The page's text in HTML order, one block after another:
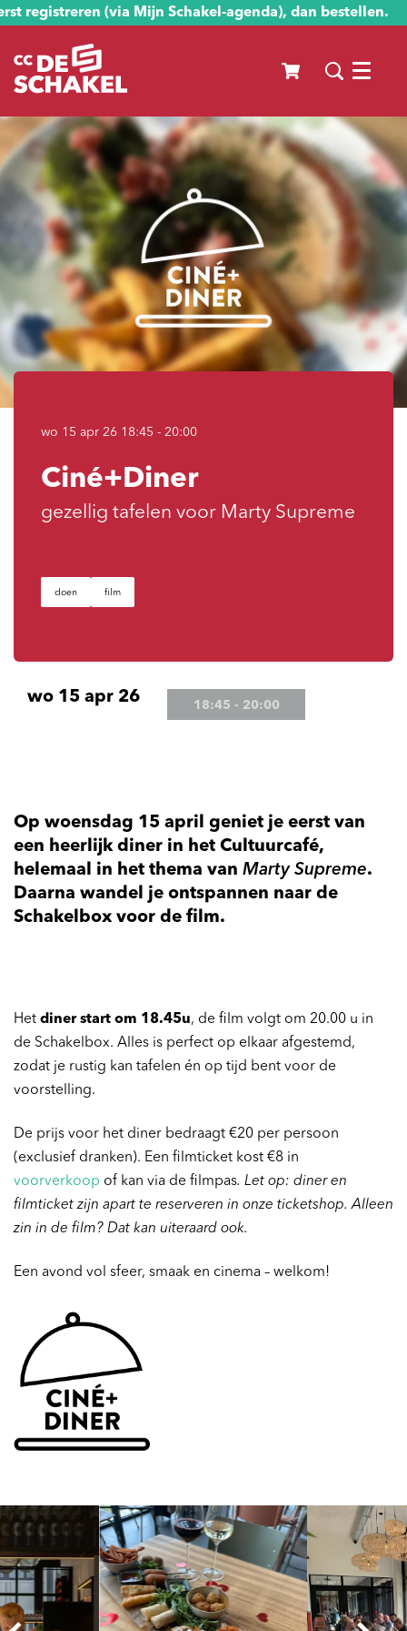
registreren (via Mijn Schakel-agenda), dan bestellen.
Menu
Ciné+Diner
gezellig tafelen voor Marty Supreme
wo 15 apr 26 18:45 - 20:00
doen film
wo 15 apr 26 18:45 - 20:00
Op woensdag 15 april geniet je eerst van
een heerlijk diner in het Cultuurcafé,
helemaal in het thema van Marty Supreme.
Daarna wandel je ontspannen naar de
Schakelbox voor de film.
Het diner start om 18.45u, de film volgt om 20.00 u in
de Schakelbox. Alles is perfect op elkaar afgestemd,
zodat je rustig kan tafelen én op tijd bent voor de
voorstelling.
De prijs voor het diner bedraagt €20 per persoon
(exclusief dranken). Een filmticket kost €8 in
voorverkoop of kan via de filmpas. Let op: diner en
filmticket zijn apart te reserveren in onze ticketshop. Alleen
zin in de film? Dat kan uiteraard ook.
Een avond vol sfeer, smaak en cinema – welkom!
Overslaan
Inzoomen